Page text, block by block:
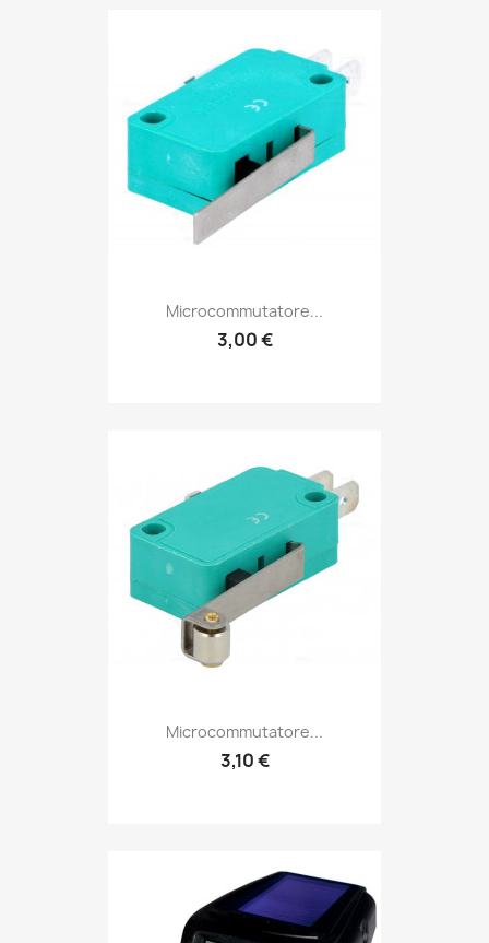
Microcommutatore...
3,00 €
Microcommutatore...
3,10 €